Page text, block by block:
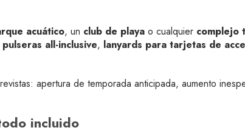
acuático, un club de playa o cualquier complejo
pulseras all-inclusive, lanyards para tarjetas de
apertura de temporada anticipada, aumento
incluido